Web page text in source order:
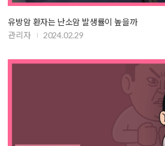
유방암 환자는 난소암 발생률이 높을까
관리자
2024.02.29